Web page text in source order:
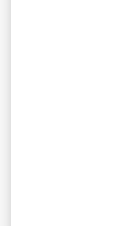
Si votre
intolérance
votre
3.
LABO
doivent